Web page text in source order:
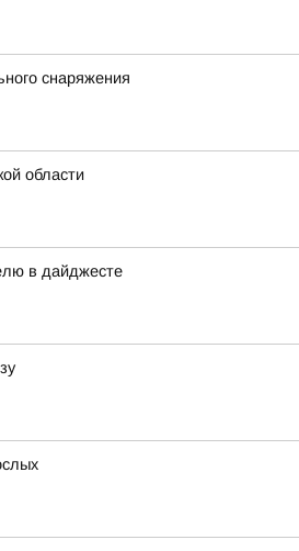
снаряжения
области
в дайджесте